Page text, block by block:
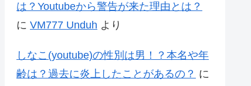
は？Youtubeから警告が来た理由とは？
に VM777 Unduh より
しなこ(youtube)の性別は男！？本名や年
齢は？過去に炎上したことがあるの？ に